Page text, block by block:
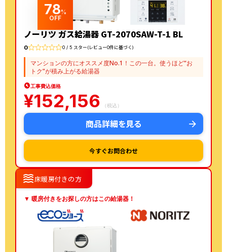
78%
OFF
ノーリツ ガス給湯器 GT-2070SAW-T-1 BL
0 0 / 5 スター(レビュー0件に基づく)
マンションの方にオススメ度No.1！この一台。使うほど“お
トク”が積み上がる給湯器
工事費込価格
¥152,156 （税込）
商品詳細を見る
今すぐお問合わせ
waves床暖房付きの方
▼ 暖房付きをお探しの方はこの給湯器！